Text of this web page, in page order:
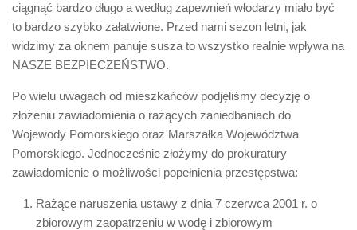
ciągnąć bardzo długo a według zapewnień włodarzy miało być
to bardzo szybko załatwione. Przed nami sezon letni, jak
widzimy za oknem panuje susza to wszystko realnie wpływa na
NASZE BEZPIECZEŃSTWO.
Po wielu uwagach od mieszkańców podjęliśmy decyzję o
złożeniu zawiadomienia o rażących zaniedbaniach do
Wojewody Pomorskiego oraz Marszałka Województwa
Pomorskiego. Jednocześnie złożymy do prokuratury
zawiadomienie o możliwości popełnienia przestępstwa:
Rażące naruszenia ustawy z dnia 7 czerwca 2001 r. o
zbiorowym zaopatrzeniu w wodę i zbiorowym